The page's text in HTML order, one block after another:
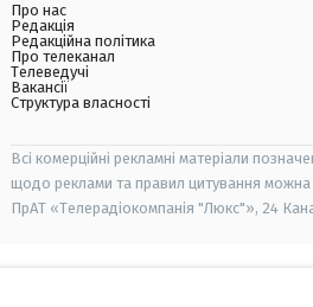
Про нас
Редакція
Редакційна політика
Про телеканал
Телеведучі
Вакансії
Структура власності
Всі комерційні рекламні матеріали
щодо реклами та правил цитування можна
ПрАТ «Телерадіокомпанія "Люкс"», 24